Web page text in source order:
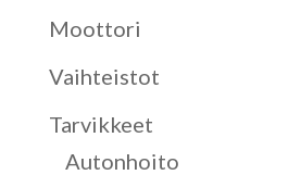
Moottori
Vaihteistot
Tarvikkeet
Autonhoito